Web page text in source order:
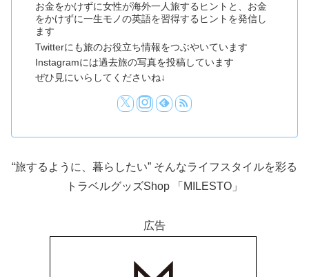
お金をかけずに女性が海外一人旅するヒントと、お金
をかけずに一生モノの英語を習得するヒントを発信し
ます
Twitterにも旅のお役立ち情報をつぶやいています
Instagramには過去旅の写真を投稿しています
ぜひ見にいらしてくださいね↓
“旅するように、暮らしたい” そんなライフスタイルを彩る
トラベルグッズShop 「MILESTO」
広告